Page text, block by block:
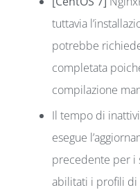
tuttavia
potrebbe
completata
compilazione
Il tempo di
esegue
precedente per i
abilitati i profili di